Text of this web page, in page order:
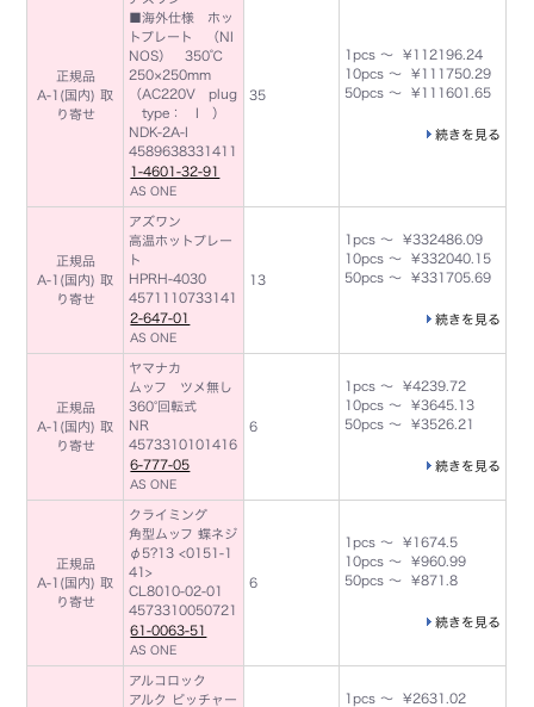
正規品
A-1(国内) 取
り寄せ
■海外仕様 ホッ
トプレート （NI
NOS） 350℃
250×250mm
（AC220V plug
type： I ）
NDK-2A-I
4589638331411
1-4601-32-91
AS ONE
35
1pcs ～ ¥112196.24
10pcs ～ ¥111750.29
50pcs ～ ¥111601.65
続きを見る
正規品
A-1(国内) 取
り寄せ
アズワン
高温ホットプレー
ト
HPRH-4030
4571110733141
2-647-01
AS ONE
13
1pcs ～ ¥332486.09
10pcs ～ ¥332040.15
50pcs ～ ¥331705.69
続きを見る
正規品
A-1(国内) 取
り寄せ
ヤマナカ
ムッフ ツメ無し
360°回転式
NR
4573310101416
6-777-05
AS ONE
6
1pcs ～ ¥4239.72
10pcs ～ ¥3645.13
50pcs ～ ¥3526.21
続きを見る
正規品
A-1(国内) 取
り寄せ
クライミング
角型ムッフ 蝶ネジ
φ5?13 <0151-1
41>
CL8010-02-01
4573310050721
61-0063-51
AS ONE
6
1pcs ～ ¥1674.5
10pcs ～ ¥960.99
50pcs ～ ¥871.8
続きを見る
アルコロック
アルク ピッチャー
1pcs ～ ¥2631.02